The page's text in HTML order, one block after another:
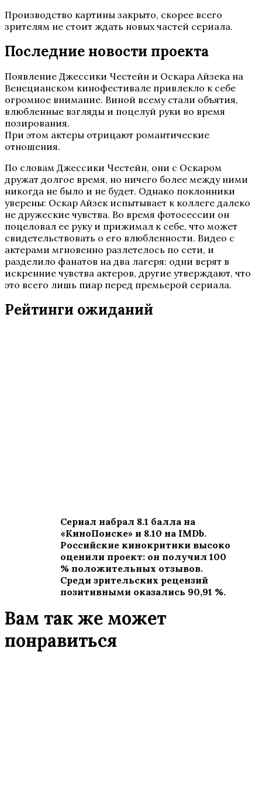
Производство картины закрыто, скорее всего
зрителям не стоит ждать новых частей сериала.
Последние новости проекта
Появление Джессики Честейн и Оскара Айзека на
Венецианском кинофестивале привлекло к себе
огромное внимание. Виной всему стали объятия,
влюбленные взгляды и поцелуй руки во время
позирования.
При этом актеры отрицают романтические
отношения.
По словам Джессики Честейн, они с Оскаром
дружат долгое время, но ничего более между ними
никогда не было и не будет. Однако поклонники
уверены: Оскар Айзек испытывает к коллеге далеко
не дружеские чувства. Во время фотосессии он
поцеловал ее руку и прижимал к себе, что может
свидетельствовать о его влюбленности. Видео с
актерами мгновенно разлетелось по сети, и
разделило фанатов на два лагеря: одни верят в
искренние чувства актеров, другие утверждают, что
это всего лишь пиар перед премьерой сериала.
Рейтинги ожиданий
Сериал набрал 8.1 балла на
«КиноПоиске» и 8.10 на IMDb.
Российские кинокритики высоко
оценили проект: он получил 100
% положительных отзывов.
Среди зрительских рецензий
позитивными оказались 90,91 %.
Вам так же может
понравиться